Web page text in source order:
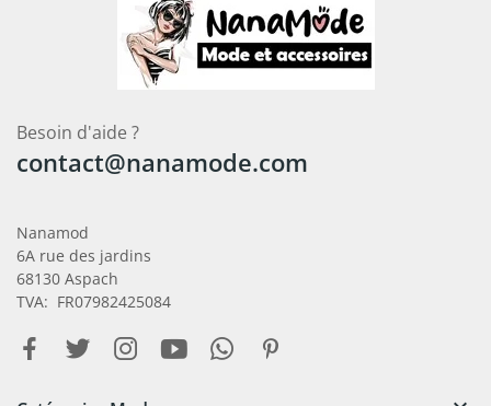
Besoin d'aide ?
contact@nanamode.com
Nanamod
6A rue des jardins
68130 Aspach
TVA: FR07982425084